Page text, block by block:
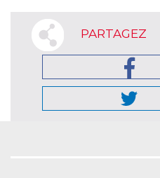
PARTAGEZ